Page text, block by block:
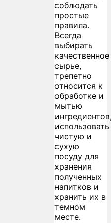
соблюдать
простые
правила.
Всегда
выбирать
качественное
сырье,
трепетно
относится к
обработке и
мытью
использовать
чистую и
сухую
посуду для
хранения
полученных
напитков и
хранить их в
темном
месте.